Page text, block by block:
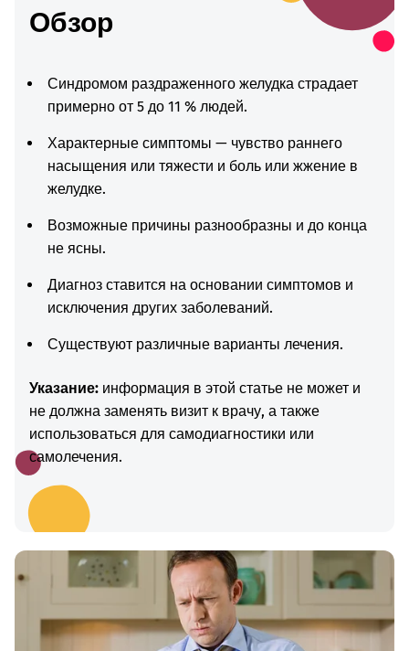
Обзор
Синдромом раздраженного желудка страдает
примерно от 5 до 11 % людей.
Характерные симптомы — чувство раннего
насыщения или тяжести и боль или жжение в
желудке.
Возможные причины разнообразны и до конца
не ясны.
Диагноз ставится на основании симптомов и
исключения других заболеваний.
Существуют различные варианты лечения.
Указание: информация в этой статье не может и
не должна заменять визит к врачу, а также
использоваться для самодиагностики или
самолечения.